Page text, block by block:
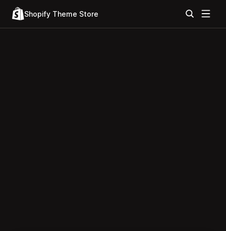
Shopify Theme Store